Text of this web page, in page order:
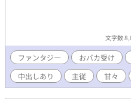
文字数
ファンタジー おバカ受け
中出しあり
主従 甘々